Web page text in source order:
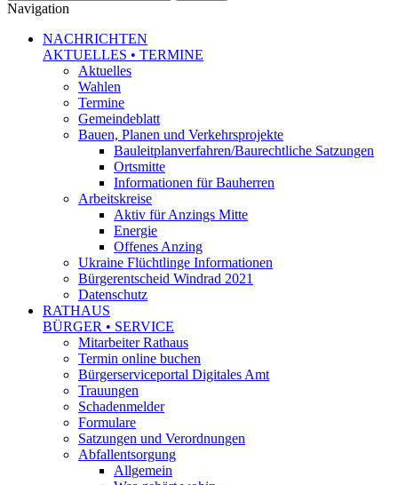
Navigation
NACHRICHTEN
AKTUELLES • TERMINE
Aktuelles
Wahlen
Termine
Gemeindeblatt
Bauen, Planen und Verkehrsprojekte
Bauleitplanverfahren/Baurechtliche Satzungen
Ortsmitte
Informationen für Bauherren
Arbeitskreise
Aktiv für Anzings Mitte
Energie
Offenes Anzing
Ukraine Flüchtlinge Informationen
Bürgerentscheid Windrad 2021
Datenschutz
RATHAUS
BÜRGER • SERVICE
Mitarbeiter Rathaus
Termin online buchen
Bürgerserviceportal Digitales Amt
Trauungen
Schadenmelder
Formulare
Satzungen und Verordnungen
Abfallentsorgung
Allgemein